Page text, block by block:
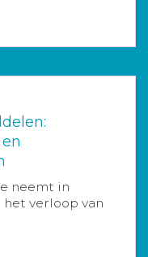
neemt in
verloop van